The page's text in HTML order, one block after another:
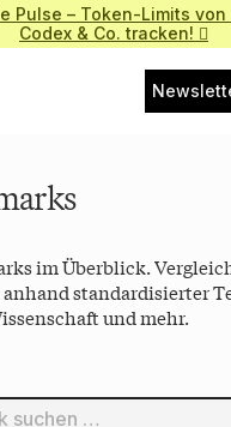
Pulse – Token-Limits von
Codex & Co. tracken! 
im Überblick.
standardisierter
und mehr.